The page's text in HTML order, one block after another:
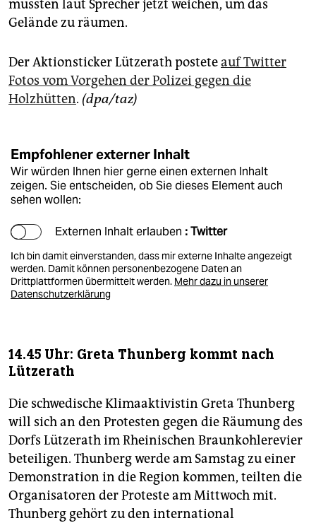
müssten laut Sprecher jetzt weichen, um das
Gelände zu räumen.
Der Aktionsticker Lützerath posteteauf Twitter
Fotos vom Vorgehen der Polizei gegen die
Holzhütten. (dpa/taz)
Empfohlener externer Inhalt
Wir würden Ihnen hier gerne einen externen Inhalt
zeigen. Sie entscheiden, ob Sie dieses Element auch
sehen wollen:
Externen Inhalt erlauben : Twitter
Ich bin damit einverstanden, dass mir externe Inhalte angezeigt
werden. Damit können personenbezogene Daten an
Drittplattformen übermittelt werden. Mehr dazu in unserer
Datenschutzerklärung
14.45 Uhr: Greta Thunberg kommt nach
Lützerath
Die schwedische Klimaaktivistin Greta Thunberg
will sich an den Protesten gegen die Räumung des
Dorfs Lützerath im Rheinischen Braunkohlerevier
beteiligen. Thunberg werde am Samstag zu einer
Demonstration in die Region kommen, teilten die
Organisatoren der Proteste am Mittwoch mit.
Thunberg gehört zu den international